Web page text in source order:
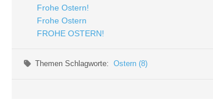
Frohe Ostern!
Frohe Ostern
FROHE OSTERN!
Themen Schlagworte:Ostern (8)